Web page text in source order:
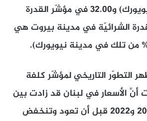
عليه في مدينة نيويورك) و32.00 في مؤشّر القدرة
الشرائيّة في مدينة بيروت هي
التطوّر التاريخي لمؤشّر كلفة
الأسعار في لبنان قد زادت بين
منتصف الأعوام 2020 و2022 قبل أن تعود وتنخفض